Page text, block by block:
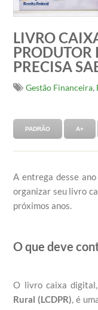
LIVRO
PRODUTOR
PRECISA
Gestão Financeira,
PADRÃO A+
A entrega desse
organizar seu livro
próximos anos.
O que deve
O livro caixa
Rural (LCDPR), é